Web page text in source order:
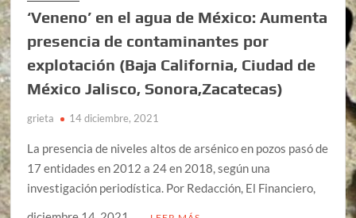
‘Veneno’ en el agua de México: Aumenta
presencia de contaminantes por
explotación (Baja California, Ciudad de
México Jalisco, Sonora,Zacatecas)
grieta 14 diciembre, 2021
La presencia de niveles altos de arsénico en pozos pasó de
17 entidades en 2012 a 24 en 2018, según una
investigación periodística. Por Redacción, El Financiero,